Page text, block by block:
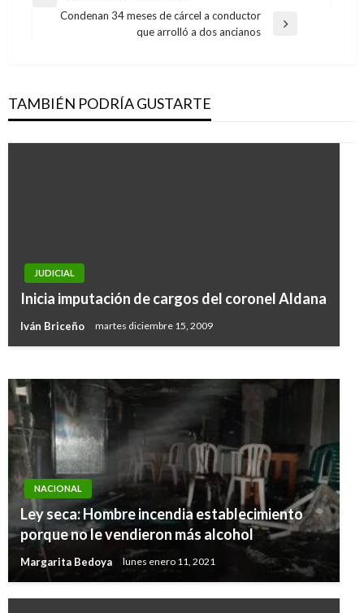
anteriorCondenan 34 meses de cárcel a conductor
que arrolló a dos ancianos
TAMBIÉN PODRÍA GUSTARTE
JUDICIAL
Inicia imputación de cargos del coronel Aldana
Iván Briceño martes diciembre 15, 2009
NACIONAL
Aporte en materia ambiental en los Juegos
NACIONAL
Ley seca: Hombre incendia establecimiento
porque no le vendieron más alcohol
Margarita Bedoya lunes enero 11, 2021